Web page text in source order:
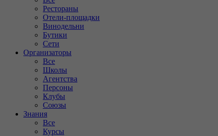
Рестораны
Отели-площадки
Винодельни
Бутики
Сети
Организаторы
Все
Школы
Агентства
Персоны
Клубы
Союзы
Знания
Все
Курсы